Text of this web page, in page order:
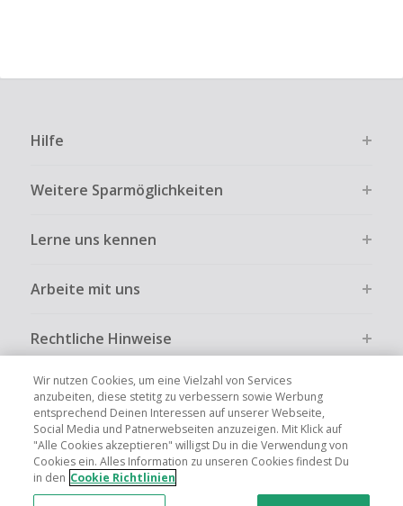
Hilfe
Weitere Sparmöglichkeiten
Lerne uns kennen
Arbeite mit uns
Rechtliche Hinweise
Globale Websites UK US CN JP FR AU IT
Wir nutzen Cookies, um eine Vielzahl von Services
anzubeiten, diese stetitg zu verbessern sowie Werbung
entsprechend Deinen Interessen auf unserer Webseite,
Social Media und Patnerwebseiten anzuzeigen. Mit Klick auf
"Alle Cookies akzeptieren" willigst Du in die Verwendung von
Cookies ein. Alles Information zu unseren Cookies findest Du
in den Cookie Richtlinien